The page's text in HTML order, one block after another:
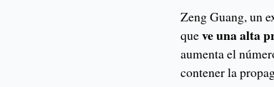
Zeng Guang, un
queve una alta
aumenta el
contener la